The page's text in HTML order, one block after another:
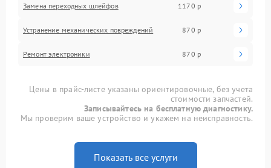
Замена переходных шлейфов 1170 р
Устранение механических повреждений 870 р
Ремонт электроники 870 р
Цены в прайс-листе указаны ориентировочные, без учета
стоимости запчастей.
Записывайтесь на бесплатную диагностику.
Мы проверим ваше устройство и укажем на неисправность.
Показать все услуги